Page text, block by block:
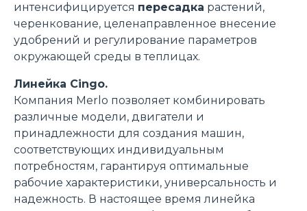
интенсифицируется пересадка растений,
черенкование, целенаправленное внесение
удобрений и регулирование параметров
окружающей среды в теплицах.
Линейка Cingo.
Компания Merlo позволяет комбинировать
различные модели, двигатели и
принадлежности для создания машин,
соответствующих индивидуальным
потребностям, гарантируя оптимальные
рабочие характеристики, универсальность и
надежность. В настоящее время линейка